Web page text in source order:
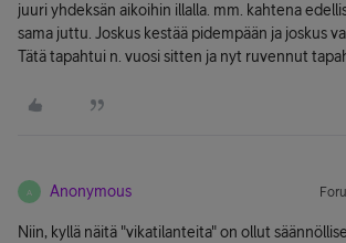
juuri yhdeksän aikoihin illalla. mm. kahtena
sama juttu. Joskus kestää pidempään ja joskus
Tätä tapahtui n. vuosi sitten ja nyt ruvennut
A Anonymous
Niin, kyllä näitä "vikatilanteita" on ollut